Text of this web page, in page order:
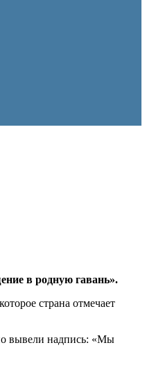
в родную гавань».
страна отмечает
вывели надпись: «Мы